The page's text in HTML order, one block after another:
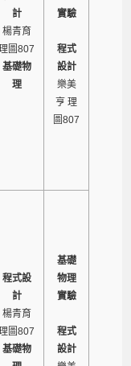
計
楊青育
圖807
基礎物
理
實驗
程式
設計
樂美
亨 理
圖807
程式設
計
楊青育
圖807
基礎物
基礎
物理
實驗
程式
設計